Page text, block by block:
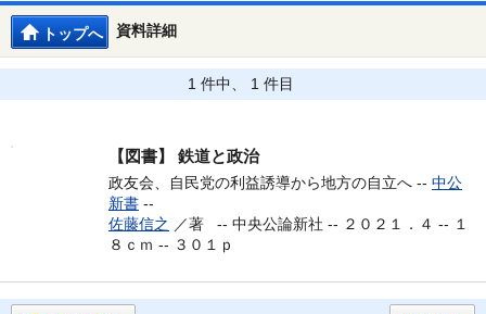
資料詳細
トップへ
1 件中、 1 件目
【図書】 鉄道と政治
政友会、自民党の利益誘導から地方の自立へ -- 中公
新書 --
佐藤信之 ／著 -- 中央公論新社 -- ２０２１．４ -- １
８ｃｍ -- ３０１ｐ